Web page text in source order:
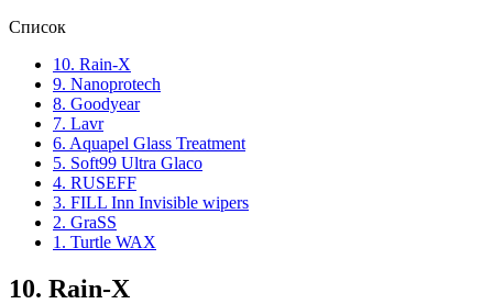
Список
10. Rain-X
9. Nanoprotech
8. Goodyear
7. Lavr
6. Aquapel Glass Treatment
5. Soft99 Ultra Glaco
4. RUSEFF
3. FILL Inn Invisible wipers
2. GraSS
1. Turtle WAX
10. Rain-X